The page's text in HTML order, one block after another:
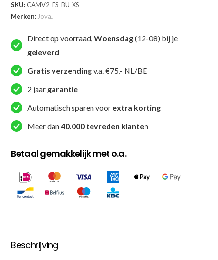
Camo
V2
Blauw
aantal
SKU:CAMV2-FS-BU-XS
Merken: Joya.
Direct op voorraad,Woensdag(12-08) bij je
geleverd
Gratis verzendingv.a. €75,- NL/BE
2 jaar garantie
Automatisch sparen voor extra korting
Meer dan40.000 tevreden klanten
Betaal gemakkelijk met o.a.
Beschrijving